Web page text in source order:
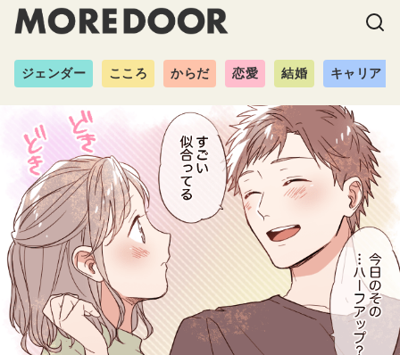
ジェンダー こころ からだ 恋愛 結婚 キャリア